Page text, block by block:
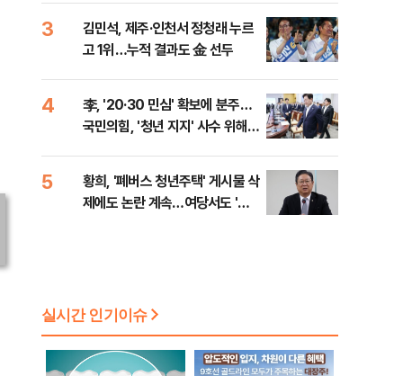
3
김민석, 제주·인천서 정청래 누르
고 1위…누적 결과도 金 선두
4
李, '20·30 민심' 확보에 분주…
국민의힘, '청년 지지' 사수 위해
5
황희, '폐버스 청년주택' 게시물 삭
제에도 논란 계속…여당서도 '내